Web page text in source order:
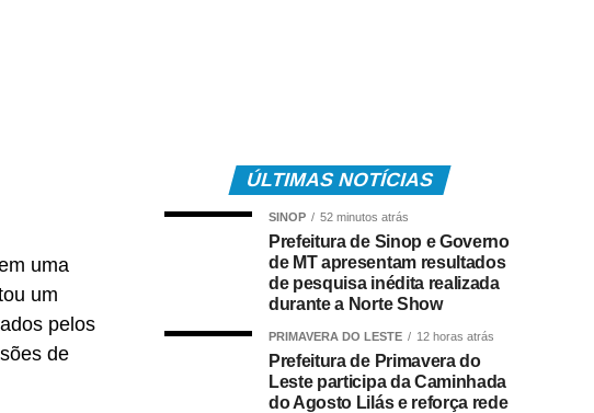
uma
um
pelos
de
ÚLTIMAS NOTÍCIAS
SINOP 52 minutos atrás
Prefeitura de Sinop e Governo
de MT apresentam resultados
de pesquisa inédita realizada
durante a Norte Show
PRIMAVERA DO LESTE 12 horas atrás
Prefeitura de Primavera do
Leste participa da Caminhada
do Agosto Lilás e reforça rede